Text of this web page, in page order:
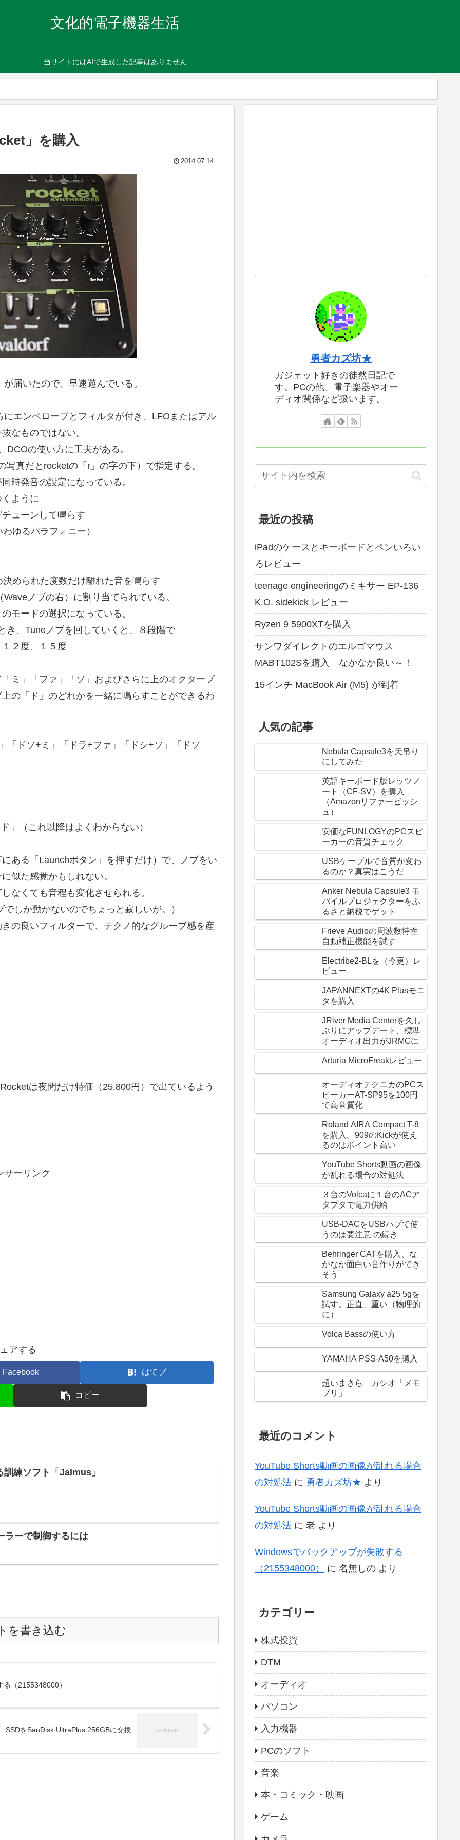
文化的電子機器生活
当サイトにはAIで生成した記事はありません
」を購入
2014.07.14
届いたので、早速遊んでいる。
エンベロープとフィルタが付き、LFOまたはアル
なものではない。
DCOの使い方に工夫がある。
真だとrocketの「r」の字の下）で指定する。
時発音の設定になっている。
ように
ューンして鳴らす
ゆるパラフォニー）
められた度数だけ離れた音を鳴らす
ノブの右）に割り当てられている。
モードの選択になっている。
き、Tuneノブを回していくと、８段階で
２度、１５度
ミ」「ファ」「ソ」およびさらに上のオクターブ
の「ド」のどれかを一緒に鳴らすことができるわ
「ドソ+ミ」「ドラ+ファ」「ドシ+ソ」「ドソ
」（これ以降はよくわからない）
ある「Launchボタン」を押すだけ）で、ノブをい
似た感覚かもしれない。
なくても音程も変化させられる。
しか動かないのでちょっと寂しいが。）
の良いフィルターで、テクノ的なグルーブ感を産
は夜間だけ特価（25,800円）で出ているよう
サーリンク
アする
Facebook はてブ
コピー
練ソフト「Jalmus」
ラーで制御するには
を書き込む
（2155348000）
SSDをSanDisk UltraPlus 256GBに交換
勇者カズ坊★
ガジェット好きの徒然日記で
す。PCの他、電子楽器やオー
ディオ関係など扱います。
最近の投稿
iPadのケースとキーボードとペンいろい
ろレビュー
teenage engineeringのミキサー EP-136
K.O. sidekick レビュー
Ryzen 9 5900XTを購入
サンワダイレクトのエルゴマウス
MABT102Sを購入 なかなか良い～！
15インチ MacBook Air (M5) が到着
人気の記事
Nebula Capsule3を天吊り
にしてみた
英語キーボード版レッツノ
ート（CF-SV）を購入
（Amazonリファービッシ
ュ）
安価なFUNLOGYのPCスピ
ーカーの音質チェック
USBケーブルで音質が変わ
るのか？真実はこうだ
Anker Nebula Capsule3 モ
バイルプロジェクターをふ
るさと納税でゲット
Frieve Audioの周波数特性
自動補正機能を試す
Electribe2-BLを（今更）レ
ビュー
JAPANNEXTの4K Plusモニ
タを購入
JRiver Media Centerを久し
ぶりにアップデート、標準
オーディオ出力がJRMCに
Arturia MicroFreakレビュー
オーディオテクニカのPCス
ピーカーAT-SP95を100円
で高音質化
Roland AIRA Compact T-8
を購入。909のKickが使え
るのはポイント高い
YouTube Shorts動画の画像
が乱れる場合の対処法
３台のVolcaに１台のACア
ダプタで電力供給
USB-DACをUSBハブで使
うのは要注意 の続き
Behringer CATを購入、な
かなか面白い音作りができ
そう
Samsung Galaxy a25 5gを
試す。正直、重い（物理的
に）
Volca Bassの使い方
YAMAHA PSS-A50を購入
超いまさら カシオ「メモ
プリ」
最近のコメント
YouTube Shorts動画の画像が乱れる場合
の対処法 に 勇者カズ坊★ より
YouTube Shorts動画の画像が乱れる場合
の対処法 に 老 より
Windowsでバックアップが失敗する
（2155348000）
に 名無しの より
カテゴリー
株式投資
DTM
オーディオ
パソコン
入力機器
PCのソフト
音楽
本・コミック・映画
ゲーム